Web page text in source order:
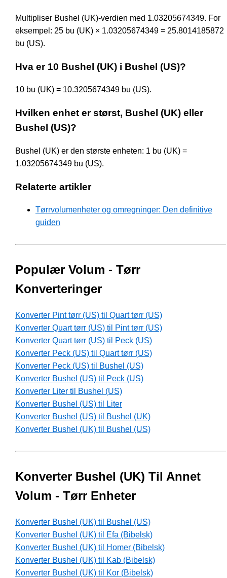
Multipliser Bushel (UK)-verdien med 1.03205674349. For
eksempel: 25 bu (UK) × 1.03205674349 = 25.8014185872
bu (US).
Hva er 10 Bushel (UK) i Bushel (US)?
10 bu (UK) = 10.3205674349 bu (US).
Hvilken enhet er størst, Bushel (UK) eller
Bushel (US)?
Bushel (UK) er den største enheten: 1 bu (UK) =
1.03205674349 bu (US).
Relaterte artikler
Tørrvolumenheter og omregninger: Den definitive
guiden
Populær Volum - Tørr
Konverteringer
Konverter Pint tørr (US) til Quart tørr (US)
Konverter Quart tørr (US) til Pint tørr (US)
Konverter Quart tørr (US) til Peck (US)
Konverter Peck (US) til Quart tørr (US)
Konverter Peck (US) til Bushel (US)
Konverter Bushel (US) til Peck (US)
Konverter Liter til Bushel (US)
Konverter Bushel (US) til Liter
Konverter Bushel (US) til Bushel (UK)
Konverter Bushel (UK) til Bushel (US)
Konverter Bushel (UK) Til Annet
Volum - Tørr Enheter
Konverter Bushel (UK) til Bushel (US)
Konverter Bushel (UK) til Efa (Bibelsk)
Konverter Bushel (UK) til Homer (Bibelsk)
Konverter Bushel (UK) til Kab (Bibelsk)
Konverter Bushel (UK) til Kor (Bibelsk)